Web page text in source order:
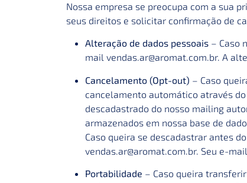
Nossa empresa se preocupa com a sua
seus direitos e solicitar confirmação de
Alteração de dados pessoais – Caso
mail vendas.ar@aromat.com.br. A
Cancelamento (Opt-out) – Caso
cancelamento automático através
descadastrado do nosso mailing
armazenados em nossa base de
Caso queira se descadastrar antes
vendas.ar@aromat.com.br. Seu e-
Portabilidade – Caso queira